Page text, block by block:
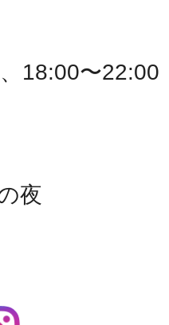
18:00〜22:00
夜
生駒